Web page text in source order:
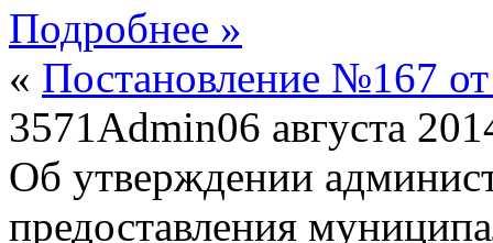
Подробнее »
« Постановление №167
3571Admin06 августа
Об утверждении
предоставления